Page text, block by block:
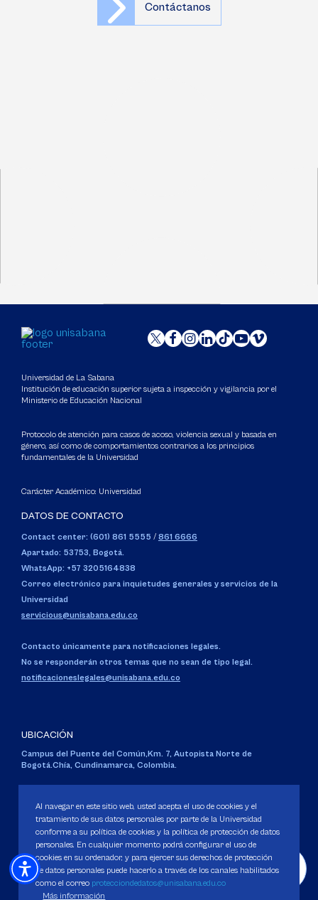
Contáctanos
Universidad de La Sabana
Institución de educación superior sujeta a inspección y vigilancia por el
Ministerio de Educación Nacional
Protocolo de atención para casos de acoso, violencia sexual y basada en
género, así como de comportamientos contrarios a los principios
fundamentales de la Universidad
Carácter Académico: Universidad
DATOS DE CONTACTO
Contact center: (601) 861 5555 / 861 6666
Apartado: 53753, Bogotá.
WhatsApp: +57 3205164838
Correo electrónico para inquietudes generales y servicios de la
Universidad
servicious@unisabana.edu.co
Contacto únicamente para notificaciones legales.
No se responderán otros temas que no sean de tipo legal.
notificacioneslegales@unisabana.edu.co
UBICACIÓN
Campus del Puente del Común, Km. 7, Autopista Norte de
Bogotá.Chía, Cundinamarca, Colombia.
Personería Jurídica:Resolución 130 del 14 de enero de 1980.
Ministerio de Educación Nacional.
Política de Protección de datos
Al navegar en este sitio web, usted acepta el uso de cookies y el
tratamiento de sus datos personales por parte de la Universidad
conforme a su política de cookies y la política de protección de datos
personales. En cualquier momento podrá configurar el uso de
cookies en su ordenador, y para ejercer sus derechos de protección
de datos personales puede hacerlo a través de los canales habilitados
como el correo protecciondedatos@unisabana.edu.co
Más información